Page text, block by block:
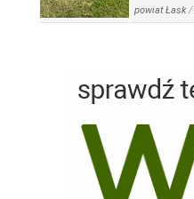
powiat Łask/